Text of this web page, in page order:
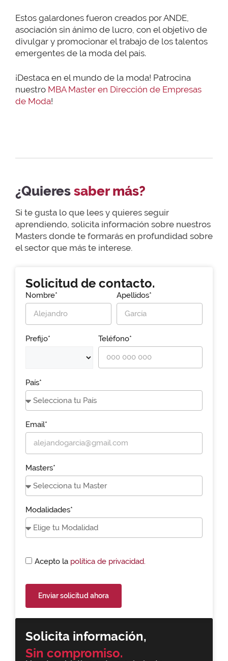
Estos galardones fueron creados por ANDE,
asociación sin ánimo de lucro, con el objetivo de
divulgar y promocionar el trabajo de los talentos
emergentes de la moda del país.
¡Destaca en el mundo de la moda! Patrocina
nuestro MBA Master en Dirección de Empresas
de Moda!
¿Quieressaber más?
Si te gusta lo que lees y quieres seguir
aprendiendo, solicita información sobre nuestros
Masters donde te formarás en profundidad sobre
el sector que más te interese.
Solicita información,
Sin compromiso.
Solicitud de contacto.
Nombre* Apellidos*
Prefijo* Teléfono*
País*
Email*
Masters*
Modalidades*
Acepto la política de privacidad.
Enviar solicitud ahora